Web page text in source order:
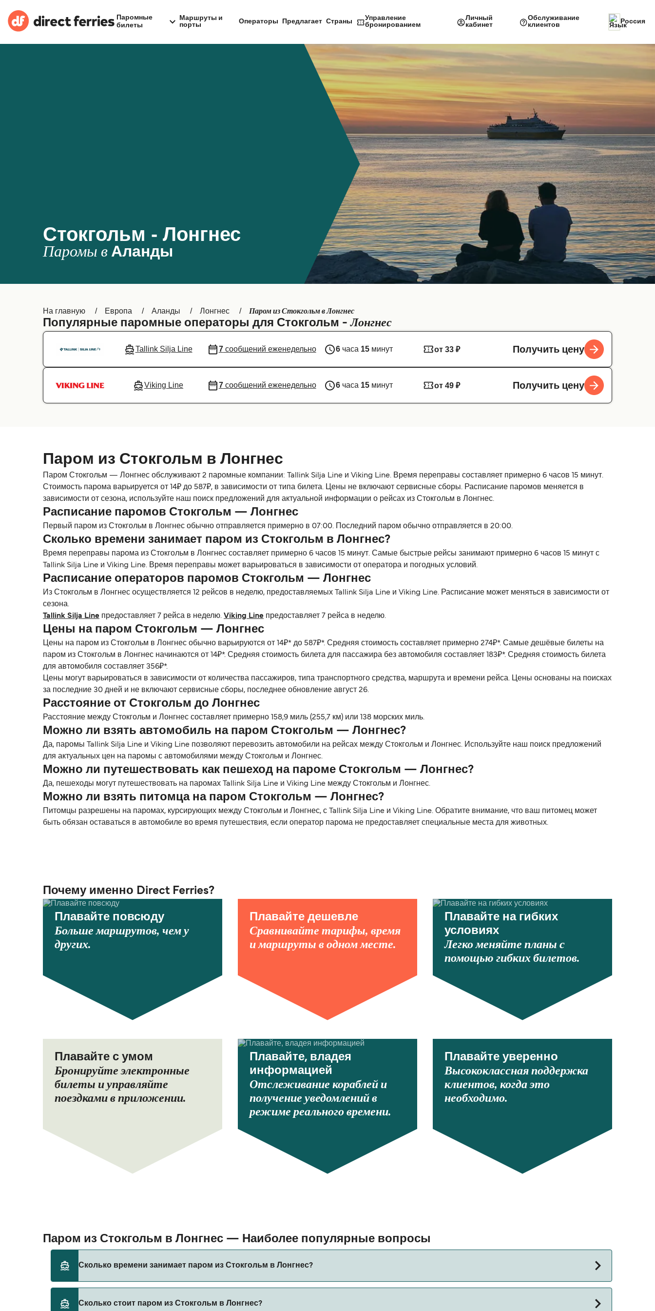
Паромные
билеты
Маршруты и
порты
Операторы Предлагает Страны
Управление
бронированием
Личный
кабинет
Обслуживание
клиентов
Россия
Стокгольм - Лонгнес
Паромы в Аланды
На главную Европа Аланды Лонгнес Паром из Стокгольм в Лонгнес
Популярные паромные операторы для Стокгольм -Лонгнес
Tallink Silja Line 7сообщений еженедельно 6часа 15минут от 33 ₽ Получить цену
Viking Line 7сообщений еженедельно 6часа 15минут от 49 ₽ Получить цену
Паром из Стокгольм в Лонгнес
Паром Стокгольм — Лонгнес обслуживают 2 паромные компании: Tallink Silja Line и Viking Line. Время переправы составляет примерно 6 часов 15 минут.
Стоимость парома варьируется от 14₽ до 587₽, в зависимости от типа билета. Цены не включают сервисные сборы. Расписание паромов меняется в
зависимости от сезона, используйте наш поиск предложений для актуальной информации о рейсах из Стокгольм в Лонгнес.
Расписание паромов Стокгольм — Лонгнес
Первый паром из Стокгольм в Лонгнес обычно отправляется примерно в 07:00. Последний паром обычно отправляется в 20:00.
Сколько времени занимает паром из Стокгольм в Лонгнес?
Время переправы парома из Стокгольм в Лонгнес составляет примерно 6 часов 15 минут. Самые быстрые рейсы занимают примерно 6 часов 15 минут с
Tallink Silja Line и Viking Line. Время переправы может варьироваться в зависимости от оператора и погодных условий.
Расписание операторов паромов Стокгольм — Лонгнес
Из Стокгольм в Лонгнес осуществляется 12 рейсов в неделю, предоставляемых Tallink Silja Line и Viking Line. Расписание может меняться в зависимости от
сезона.
Tallink Silja Line предоставляет 7 рейса в неделю. Viking Line предоставляет 7 рейса в неделю.
Цены на паром Стокгольм — Лонгнес
Цены на паром из Стокгольм в Лонгнес обычно варьируются от 14₽* до 587₽*. Средняя стоимость составляет примерно 274₽*. Самые дешёвые билеты на
паром из Стокгольм в Лонгнес начинаются от 14₽*. Средняя стоимость билета для пассажира без автомобиля составляет 183₽*. Средняя стоимость билета
для автомобиля составляет 356₽*.
Цены могут варьироваться в зависимости от количества пассажиров, типа транспортного средства, маршрута и времени рейса. Цены основаны на поисках
за последние 30 дней и не включают сервисные сборы, последнее обновление август 26.
Расстояние от Стокгольм до Лонгнес
Расстояние между Стокгольм и Лонгнес составляет примерно 158,9 миль (255,7 км) или 138 морских миль.
Можно ли взять автомобиль на паром Стокгольм — Лонгнес?
Да, паромы Tallink Silja Line и Viking Line позволяют перевозить автомобили на рейсах между Стокгольм и Лонгнес. Используйте наш поиск предложений
для актуальных цен на паромы с автомобилями между Стокгольм и Лонгнес.
Можно ли путешествовать как пешеход на пароме Стокгольм — Лонгнес?
Да, пешеходы могут путешествовать на паромах Tallink Silja Line и Viking Line между Стокгольм и Лонгнес.
Можно ли взять питомца на паром Стокгольм — Лонгнес?
Питомцы разрешены на паромах, курсирующих между Стокгольм и Лонгнес, с Tallink Silja Line и Viking Line. Обратите внимание, что ваш питомец может
быть обязан оставаться в автомобиле во время путешествия, если оператор парома не предоставляет специальные места для животных.
Почему именно Direct Ferries?
Плавайте повсюду
Больше маршрутов, чем у
других.
Плавайте дешевле
Сравнивайте тарифы, время
и маршруты в одном месте.
Плавайте на гибких
условиях
Легко меняйте планы с
помощью гибких билетов.
Плавайте с умом
Бронируйте электронные
билеты и управляйте
поездками в приложении.
Плавайте, владея
информацией
Отслеживание кораблей и
получение уведомлений в
режиме реального времени.
Плавайте уверенно
Высококлассная поддержка
клиентов, когда это
необходимо.
Паром из Стокгольм в Лонгнес — Наиболее популярные вопросы
Сколько времени занимает паром из Стокгольм в Лонгнес?
и оператора, поэтому рекомендуется проверить актуальную информацию через наш Поиск Сделок.
Сколько стоит паром из Стокгольм в Лонгнес?